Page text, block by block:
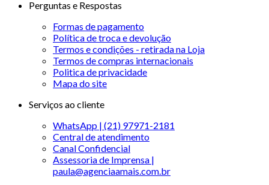
Perguntas e Respostas
Formas de pagamento
Política de troca e devolução
Termos e condições - retirada na Loja
Termos de compras internacionais
Politica de privacidade
Mapa do site
Serviços ao cliente
WhatsApp | (21) 97971-2181
Central de atendimento
Canal Confidencial
Assessoria de Imprensa |
paula@agenciaamais.com.br